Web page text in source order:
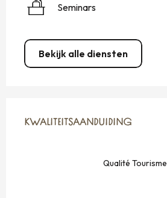
Seminars
Bekijk alle diensten
KWALITEITSAANDUIDING
KWALITEITSAANDUIDING
Qualité Tourisme